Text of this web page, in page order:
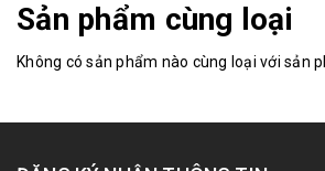
Sản phẩm cùng loại
Không có sản phẩm nào cùng loại với sản